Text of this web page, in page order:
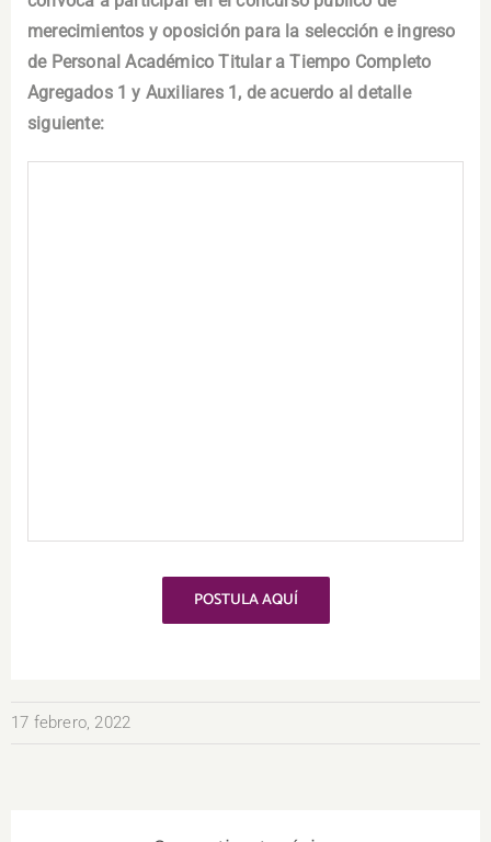
merecimientos y oposición para la selección e ingreso
de Personal Académico Titular a Tiempo Completo
Agregados 1 y Auxiliares 1, de acuerdo al detalle
siguiente:
POSTULA AQUÍ
17 febrero, 2022